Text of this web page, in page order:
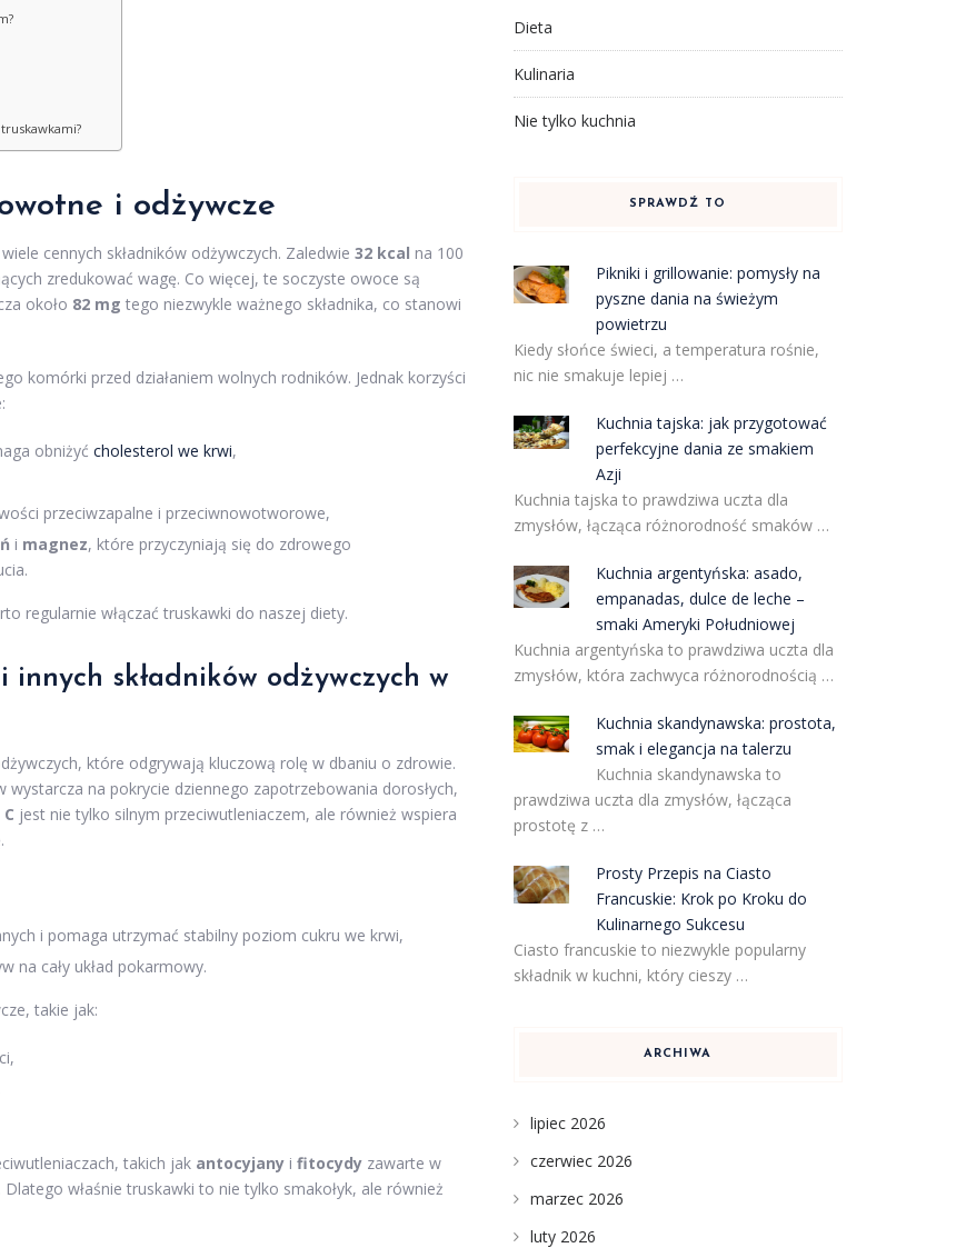
i odżywcze
cennych składników odżywczych. Zaledwie 32 kcal na 100
zredukować wagę. Co więcej, te soczyste owoce są
około 82 mg tego niezwykle ważnego składnika, co stanowi
komórki przed działaniem wolnych rodników. Jednak korzyści
obniżyć cholesterol we krwi,
przeciwzapalne i przeciwnowotworowe,
i magnez, które przyczyniają się do zdrowego
regularnie włączać truskawki do naszej diety.
innych składników odżywczych w
które odgrywają kluczową rolę w dbaniu o zdrowie.
wystarcza na pokrycie dziennego zapotrzebowania dorosłych,
jest nie tylko silnym przeciwutleniaczem, ale również wspiera
i pomaga utrzymać stabilny poziom cukru we krwi,
na cały układ pokarmowy.
takie jak:
takich jak antocyjany i fitocydy zawarte w
właśnie truskawki to nie tylko smakołyk, ale również
Dieta
Kulinaria
Nie tylko kuchnia
SPRAWDŹ TO
Pikniki i grillowanie: pomysły na
pyszne dania na świeżym
powietrzu
Kiedy słońce świeci, a temperatura rośnie,
nic nie smakuje lepiej …
Kuchnia tajska: jak przygotować
perfekcyjne dania ze smakiem
Azji
Kuchnia tajska to prawdziwa uczta dla
zmysłów, łącząca różnorodność smaków …
Kuchnia argentyńska: asado,
empanadas, dulce de leche –
smaki Ameryki Południowej
Kuchnia argentyńska to prawdziwa uczta dla
zmysłów, która zachwyca różnorodnością …
Kuchnia skandynawska: prostota,
smak i elegancja na talerzu
Kuchnia skandynawska to
prawdziwa uczta dla zmysłów, łącząca
prostotę z …
Prosty Przepis na Ciasto
Francuskie: Krok po Kroku do
Kulinarnego Sukcesu
Ciasto francuskie to niezwykle popularny
składnik w kuchni, który cieszy …
ARCHIWA
lipiec 2026
czerwiec 2026
marzec 2026
luty 2026